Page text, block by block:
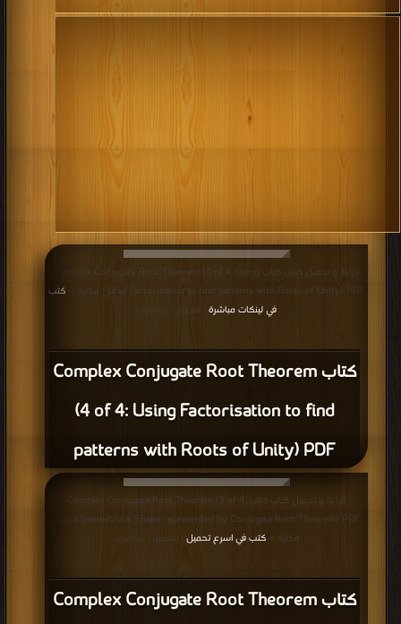
.
كتاب Complex Conjugate Root Theorem
(4 of 4: Using Factorisation to find
patterns with Roots of Unity) PDF
قراءة و تحميل كتاب كتاب Complex Conjugate Root Theorem (4 of 4: Using
Factorisation to find patterns with Roots of Unity) PDF مجانا | مكتبة >
كتب
في لينكات مباشرة | التحميل : مرة/مرات
كتاب Complex Conjugate Root Theorem
قراءة و تحميل كتاب كتاب Complex Conjugate Root Theorem (3 of 4:
Geometrical Shape represented by Conjugate Root Theorem) PDF مجانا |
مكتبة >كتب في اسرع تحميل | التحميل : مرة/مرات